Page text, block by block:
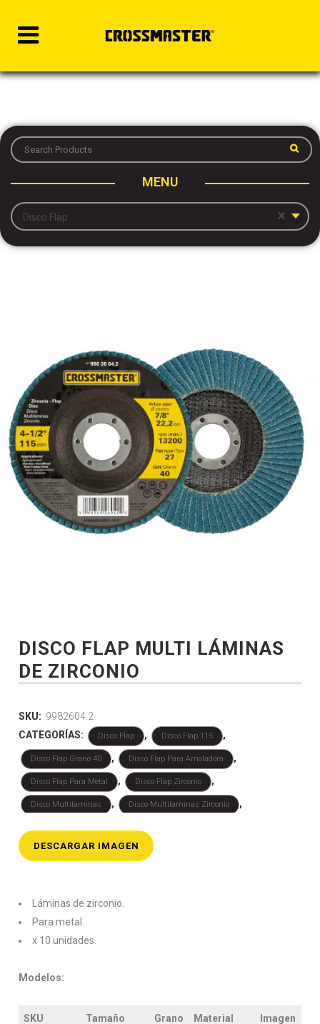
MENU
×
Disco Flap
DISCO FLAP MULTI LÁMINAS
DE ZIRCONIO
SKU: 9982604.2
CATEGORÍAS:
Disco Flap , Disco Flap 115 ,
Disco Flap Grano 40 , Disco Flap Para Amoladora ,
Disco Flap Para Metal , Disco Flap Zirconio ,
Disco Multilaminas , Disco Multilaminas Zirconio ,
DESCARGAR IMAGEN
Láminas de zirconio.
Para metal.
x 10 unidades.
Modelos:
SKU Tamaño Grano Material Imagen